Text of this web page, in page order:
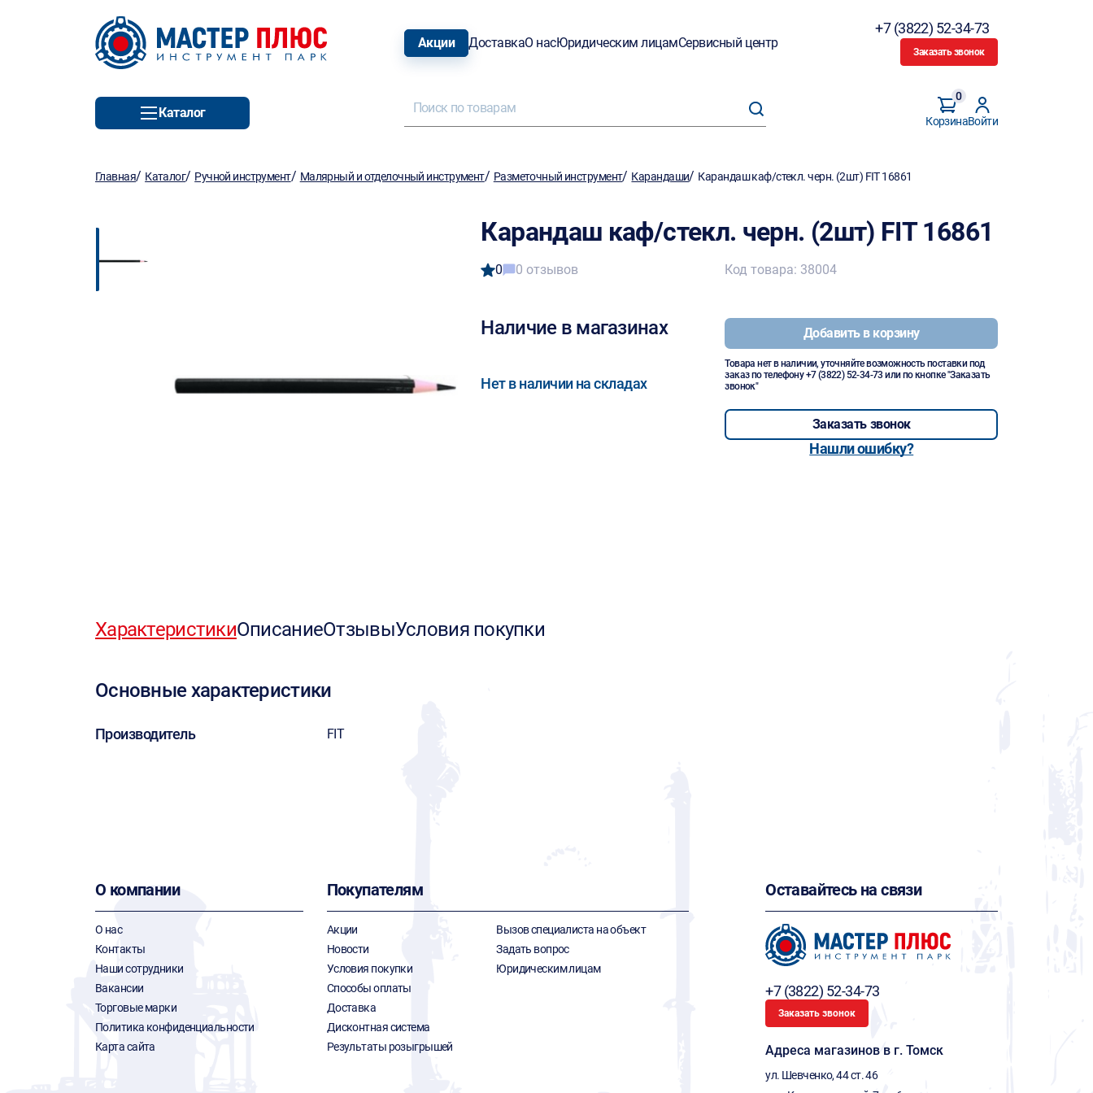
Акции ДоставкаО насЮридическим лицамСервисный центр
+7 (3822) 52-34-73
Заказать звонок
Каталог
Корзина
0
Войти
Главная/ Каталог/ Ручной инструмент/ Малярный и отделочный инструмент/ Разметочный инструмент/ Карандаши/ Карандаш каф/стекл. черн. (2шт) FIT 16861
Карандаш каф/стекл. черн. (2шт) FIT 16861
0 0 отзывов
Наличие в магазинах
Нет в наличии на складах
Код товара: 38004
Добавить в корзину
Товара нет в наличии, уточняйте возможность поставки под
заказ по телефону+7 (3822) 52-34-73 или по кнопке "Заказать
звонок"
Заказать звонок
Нашли ошибку?
ХарактеристикиОписаниеОтзывыУсловия покупки
Основные характеристики
Производитель FIT
О компании
О нас
Контакты
Наши сотрудники
Вакансии
Торговые марки
Политика конфиденциальности
Карта сайта
Покупателям
Акции
Новости
Условия покупки
Способы оплаты
Доставка
Дисконтная система
Результаты розыгрышей
Вызов специалиста на объект
Задать вопрос
Юридическим лицам
Оставайтесь на связи
+7 (3822) 52-34-73
Заказать звонок
Адреса магазинов в г. Томск
ул. Шевченко, 44 ст. 46